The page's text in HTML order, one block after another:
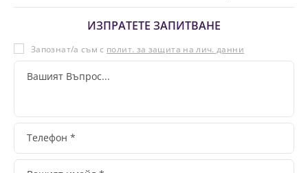
ИЗПРАТЕТЕ ЗАПИТВАНЕ
Запознат/а съм с полит. за защита на лич. данни